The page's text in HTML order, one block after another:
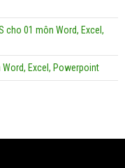
cho 01 môn Word, Excel,
Word, Excel, Powerpoint